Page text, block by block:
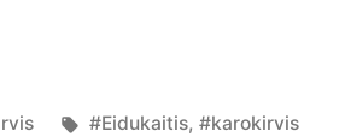
Tags:
#Eidukaitis, #karokirvis